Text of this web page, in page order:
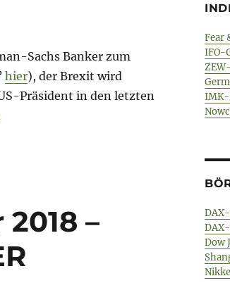
Sachs Banker zum
hier), der Brexit wird
Präsident in den letzten
– 20. März 2018 – BER //
–
Fear
IFO-
Dow